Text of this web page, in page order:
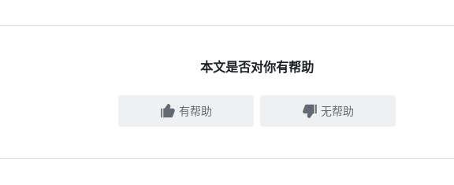
本文是否对你有帮助
有帮助 无帮助